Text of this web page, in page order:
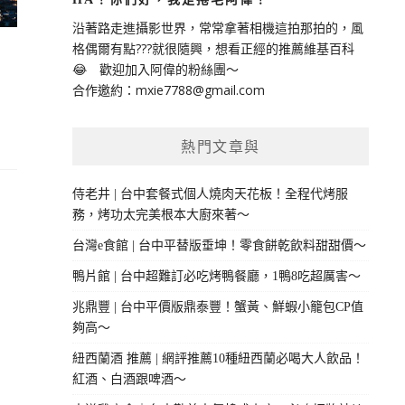
沿著路走進攝影世界，常常拿著相機這拍那拍的，風
格偶爾有點???就很隨興，想看正經的推薦維基百科
😂 歡迎加入阿偉的粉絲團～
合作邀約： mxie7788@gmail.com
熱門文章與
侍老井 | 台中套餐式個人燒肉天花板！全程代烤服
務，烤功太完美根本大廚來著～
台灣e食館 | 台中平替版垂坤！零食餅乾飲料甜甜價～
鴨片館 | 台中超難訂必吃烤鴨餐廳，1鴨8吃超厲害～
兆鼎豐 | 台中平價版鼎泰豐！蟹黃、鮮蝦小籠包CP值
夠高～
紐西蘭酒 推薦 | 網評推薦10種紐西蘭必喝大人飲品！
紅酒、白酒跟啤酒～